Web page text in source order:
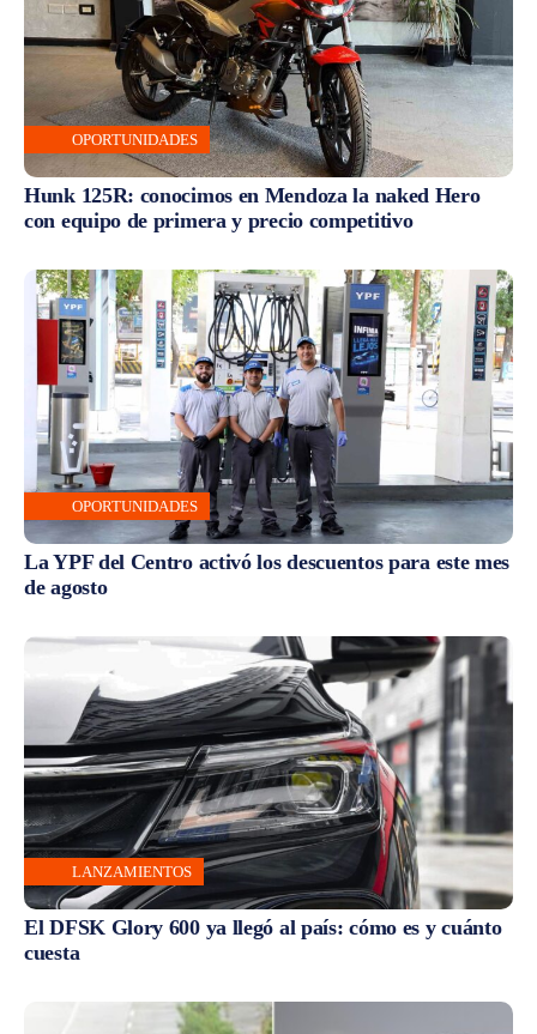
OPORTUNIDADES
Hunk 125R: conocimos en Mendoza la naked Hero
con equipo de primera y precio competitivo
OPORTUNIDADES
La YPF del Centro activó los descuentos para este mes
de agosto
LANZAMIENTOS
El DFSK Glory 600 ya llegó al país: cómo es y cuánto
cuesta